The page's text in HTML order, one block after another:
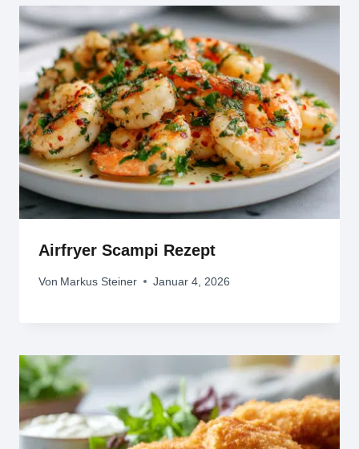
Airfryer Scampi Rezept
Von Markus Steiner Januar 4, 2026